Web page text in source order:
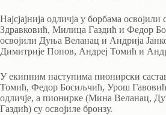
Најсјајнија одличја у борбама
Здравковић, Милица Газдић и Федор
освојили Дуња Веланац и Андрија
Димитрије Попов, Андреј Томић и
У екипним наступима пионирски
Томић, Федор Босиљчић, Урош Гавовић)
одличје, а пионирке (Мина Веланац,
Газдић) су освојиле бронзу.